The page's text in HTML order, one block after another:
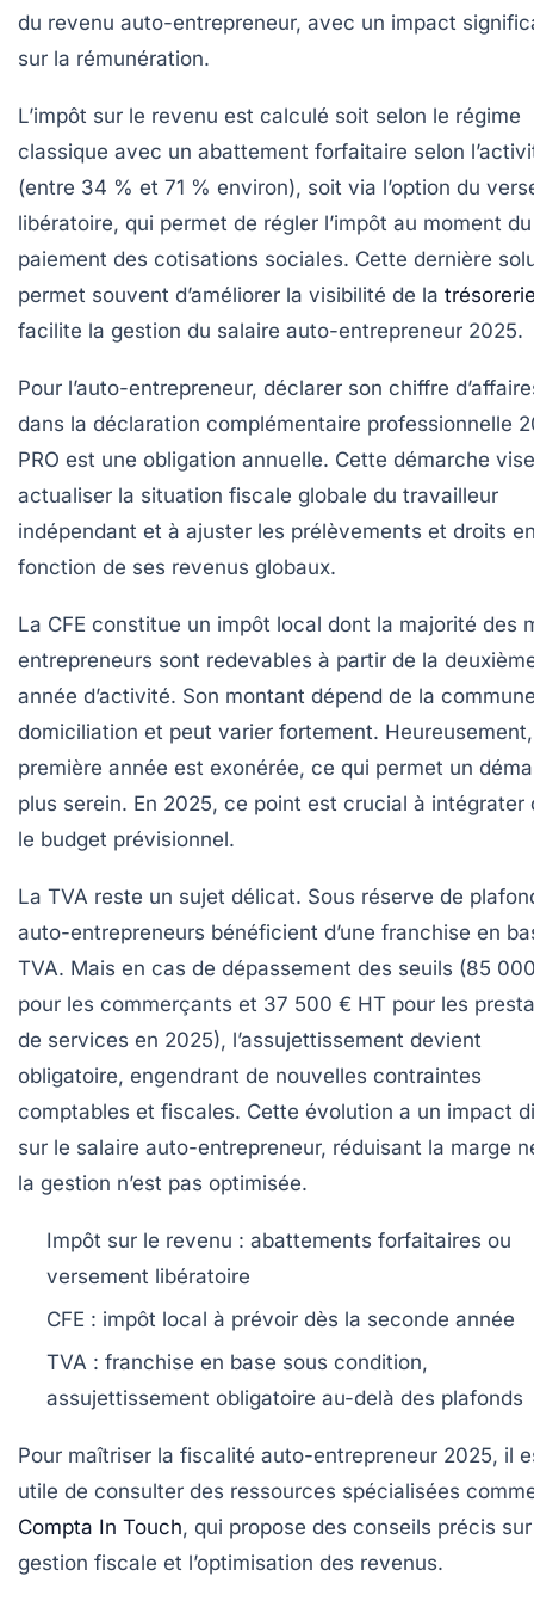
du revenu auto-entrepreneur, avec un impact
sur la rémunération.
L’impôt sur le revenu est calculé soit selon le régime
classique avec un abattement forfaitaire selon
(entre 34 % et 71 % environ), soit via l’option du
libératoire, qui permet de régler l’impôt au moment du
paiement des cotisations sociales. Cette dernière
permet souvent d’améliorer la visibilité de la
facilite la gestion du salaire auto-entrepreneur 2025.
Pour l’auto-entrepreneur, déclarer son chiffre
dans la déclaration complémentaire professionnelle
PRO est une obligation annuelle. Cette démarche
actualiser la situation fiscale globale du travailleur
indépendant et à ajuster les prélèvements et droits
fonction de ses revenus globaux.
La CFE constitue un impôt local dont la majorité des
entrepreneurs sont redevables à partir de la
année d’activité. Son montant dépend de la
domiciliation et peut varier fortement.
première année est exonérée, ce qui permet un
plus serein. En 2025, ce point est crucial à intégrater
le budget prévisionnel.
La TVA reste un sujet délicat. Sous réserve de
auto-entrepreneurs bénéficient d’une franchise en
TVA. Mais en cas de dépassement des seuils (85
pour les commerçants et 37 500 € HT pour les
de services en 2025), l’assujettissement devient
obligatoire, engendrant de nouvelles contraintes
comptables et fiscales. Cette évolution a un impact
sur le salaire auto-entrepreneur, réduisant la marge
la gestion n’est pas optimisée.
Impôt sur le revenu : abattements forfaitaires ou
versement libératoire
CFE : impôt local à prévoir dès la seconde année
TVA : franchise en base sous condition,
assujettissement obligatoire au-delà des plafonds
Pour maîtriser la fiscalité auto-entrepreneur 2025, il
utile de consulter des ressources spécialisées
Compta In Touch, qui propose des conseils précis
gestion fiscale et l’optimisation des revenus.